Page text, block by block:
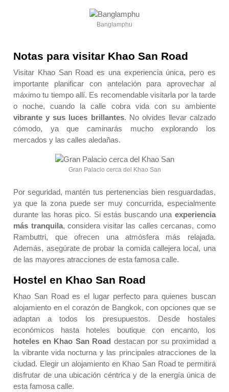
Banglamphu
Notas para visitar Khao San Road
Visitar Khao San Road es una experiencia única, pero es
importante planificar con antelación para aprovechar al
máximo tu tiempo allí. Es recomendable visitarla por la tarde
o noche, cuando la calle cobra vida con su ambiente
vibrante y sus luces brillantes. No olvides llevar calzado
cómodo, ya que caminarás mucho explorando los
mercados y las calles aledañas.
Gran Palacio cerca del Khao San
Por seguridad, mantén tus pertenencias bien resguardadas,
ya que la zona puede ser muy concurrida, especialmente
durante las horas pico. Si estás buscando una experiencia
más tranquila, considera visitar las calles cercanas, como
Rambuttri, que ofrecen una atmósfera más relajada.
Además, asegúrate de probar la comida callejera local, una
de las mayores atracciones de esta famosa calle.
Hostel en Khao San Road
Khao San Road es el lugar perfecto para quienes buscan
alojamiento en el corazón de Bangkok, con opciones que se
adaptan a todos los presupuestos. Desde hostales
económicos hasta hoteles boutique con encanto, los
hoteles en Khao San Road destacan por su proximidad a
la vibrante vida nocturna y las principales atracciones de la
ciudad. Elegir unalojamiento en Khao San Roadte permitirá
disfrutar de una ubicación céntrica y de la energía única de
esta famosa calle.